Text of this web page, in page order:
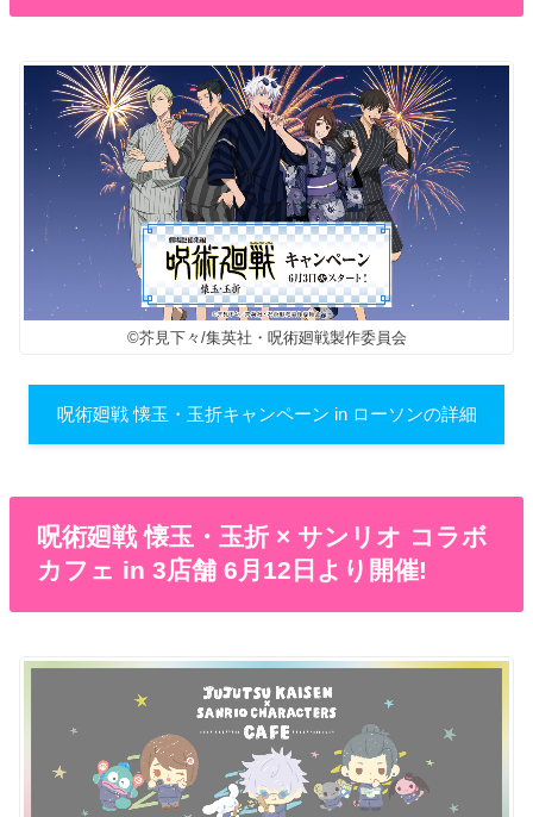
©芥見下々/集英社・呪術廻戦製作委員会
呪術廻戦 懐玉・玉折キャンペーン in ローソンの詳細
呪術廻戦 懐玉・玉折 × サンリオ コラボ
カフェ in 3店舗 6月12日より開催!